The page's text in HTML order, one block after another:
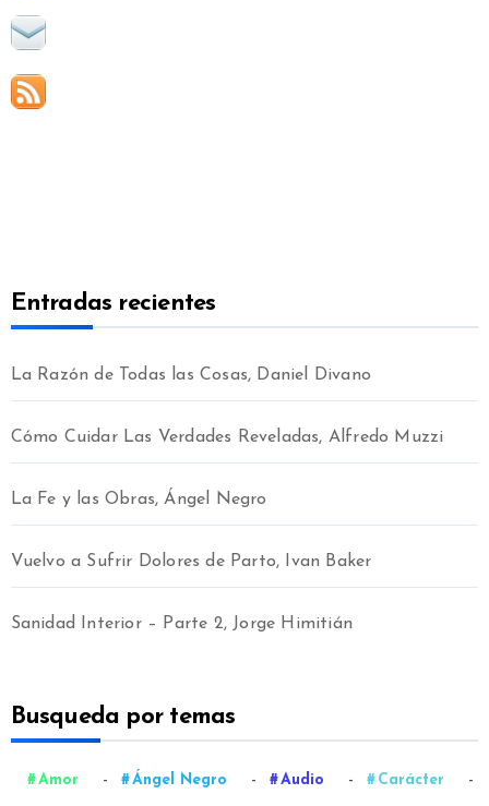
Entradas recientes
La Razón de Todas las Cosas, Daniel Divano
Cómo Cuidar Las Verdades Reveladas, Alfredo Muzzi
La Fe y las Obras, Ángel Negro
Vuelvo a Sufrir Dolores de Parto, Ivan Baker
Sanidad Interior – Parte 2, Jorge Himitián
Busqueda por temas
Amor - Ángel Negro - Audio - Carácter -